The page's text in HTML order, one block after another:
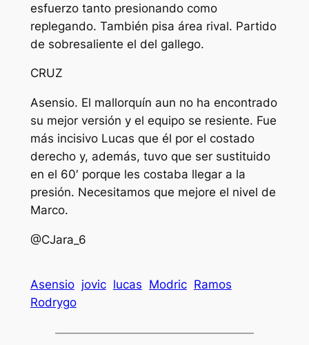
esfuerzo tanto presionando como
replegando. También pisa área rival. Partido
de sobresaliente el del gallego.
CRUZ
Asensio. El mallorquín aun no ha encontrado
su mejor versión y el equipo se resiente. Fue
más incisivo Lucas que él por el costado
derecho y, además, tuvo que ser sustituido
en el 60′ porque les costaba llegar a la
presión. Necesitamos que mejore el nivel de
Marco.
@CJara_6
Asensio jovic lucas Modric Ramos
Rodrygo